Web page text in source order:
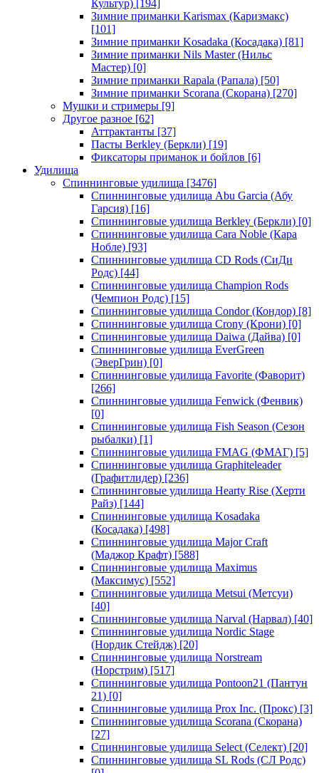
Культур) [194]
Зимние приманки Karismax (Каризмакс)
[101]
Зимние приманки Kosadaka (Косадака) [81]
Зимние приманки Nils Master (Нильс
Мастер) [0]
Зимние приманки Rapala (Рапала) [50]
Зимние приманки Scorana (Скорана) [270]
Мушки и стримеры [9]
Другое разное [62]
Аттрактанты [37]
Пасты Berkley (Беркли) [19]
Фиксаторы приманок и бойлов [6]
Удилища
Спиннинговые удилища [3476]
Спиннинговые удилища Abu Garcia (Абу
Гарсия) [16]
Спиннинговые удилища Berkley (Беркли) [0]
Спиннинговые удилища Cara Noble (Кара
Нобле) [93]
Спиннинговые удилища CD Rods (СиДи
Родс) [44]
Спиннинговые удилища Champion Rods
(Чемпион Родс) [15]
Спиннинговые удилища Condor (Кондор) [8]
Спиннинговые удилища Crony (Крони) [0]
Спиннинговые удилища Daiwa (Дайва) [0]
Спиннинговые удилища EverGreen
(ЭверГрин) [0]
Спиннинговые удилища Favorite (Фаворит)
[266]
Спиннинговые удилища Fenwick (Фенвик)
[0]
Спиннинговые удилища Fish Season (Сезон
рыбалки) [1]
Спиннинговые удилища FMAG (ФМАГ) [5]
Спиннинговые удилища Graphiteleader
(Графитлидер) [236]
Спиннинговые удилища Hearty Rise (Херти
Райз) [144]
Спиннинговые удилища Kosadaka
(Косадака) [498]
Спиннинговые удилища Major Craft
(Маджор Крафт) [588]
Спиннинговые удилища Maximus
(Максимус) [552]
Спиннинговые удилища Metsui (Метсуи)
[40]
Спиннинговые удилища Narval (Нарвал) [40]
Спиннинговые удилища Nordic Stage
(Нордик Стейдж) [20]
Спиннинговые удилища Norstream
(Норстрим) [517]
Спиннинговые удилища Pontoon21 (Пантун
21) [0]
Спиннинговые удилища Prox Inc. (Прокс) [3]
Спиннинговые удилища Scorana (Скорана)
[27]
Спиннинговые удилища Select (Селект) [20]
Спиннинговые удилища SL Rods (СЛ Родс)